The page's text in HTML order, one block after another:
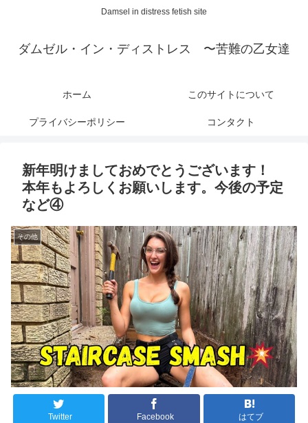
Damsel in distress fetish site
ダムゼル・イン・ディストレス 〜苦難の乙女達
ホーム このサイトについて
プライバシーポリシー コンタクト
新年明けましておめでとうございます！
本年もよろしくお願いします。今後の予定
など④
その他
Twitter Facebook はてブ